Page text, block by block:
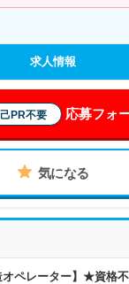
求人情報
PR不要 応募フォ
気になる
オペレーター】★資格